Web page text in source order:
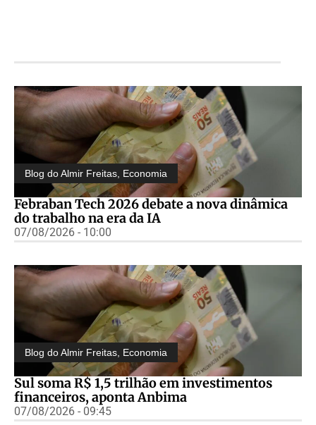
Blog do Almir Freitas Economia
Febraban Tech 2026 debate a nova dinâmica
do trabalho na era da IA
07/08/2026 - 10:00
Blog do Almir Freitas Economia
Sul soma R$ 1,5 trilhão em investimentos
financeiros, aponta Anbima
07/08/2026 - 09:45